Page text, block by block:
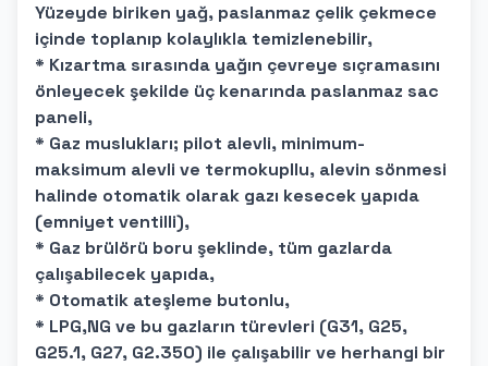
Yüzeyde biriken yağ, paslanmaz çelik çekmece
içinde toplanıp kolaylıkla temizlenebilir,
* Kızartma sırasında yağın çevreye sıçramasını
önleyecek şekilde üç kenarında paslanmaz sac
paneli,
* Gaz muslukları; pilot alevli, minimum-
maksimum alevli ve termokupllu, alevin sönmesi
halinde otomatik olarak gazı kesecek yapıda
(emniyet ventilli),
* Gaz brülörü boru şeklinde, tüm gazlarda
çalışabilecek yapıda,
* Otomatik ateşleme butonlu,
* LPG,NG ve bu gazların türevleri (G31, G25,
G25.1, G27, G2.350) ile çalışabilir ve herhangi bir